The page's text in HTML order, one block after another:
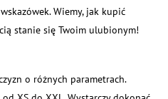
Wiemy, jak kupić
stanie się Twoim ulubionym!
o różnych parametrach.